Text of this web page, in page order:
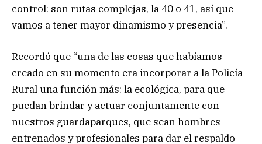
control: son rutas complejas, la 40 o 41, así que
vamos a tener mayor dinamismo y presencia”.
Recordó que “una de las cosas que habíamos
creado en su momento era incorporar a la Policía
Rural una función más: la ecológica, para que
puedan brindar y actuar conjuntamente con
nuestros guardaparques, que sean hombres
entrenados y profesionales para dar el respaldo